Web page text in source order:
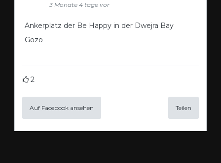
3 Monate 4 tage vor
Ankerplatz der Be Happy in der Dwejra Bay
Gozo
2
Auf Facebook ansehen Teilen